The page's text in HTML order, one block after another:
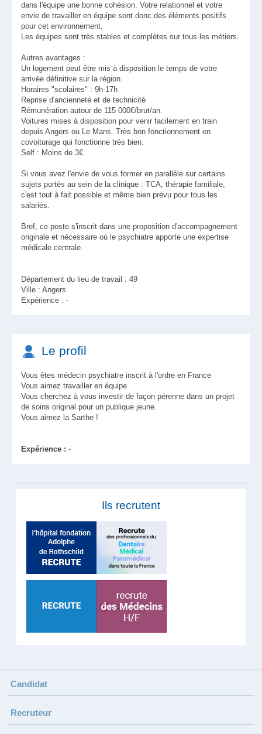
dans l'équipe une bonne cohésion. Votre relationnel et votre
envie de travailler en équipe sont donc des éléments positifs
pour cet environnement.
Les équipes sont très stables et complètes sur tous les métiers.
Autres avantages :
Un logement peut être mis à disposition le temps de votre
arrivée définitive sur la région.
Horaires "scolaires" : 9h-17h
Reprise d'ancienneté et de technicité
Rémunération autour de 115 000€/brut/an.
Voitures mises à disposition pour venir facilement en train
depuis Angers ou Le Mans. Très bon fonctionnement en
covoiturage qui fonctionne très bien.
Self : Moins de 3€.
Si vous avez l'envie de vous former en parallèle sur certains
sujets portés au sein de la clinique : TCA, thérapie familiale,
c'est tout à fait possible et même bien prévu pour tous les
salariés.
Bref, ce poste s'inscrit dans une proposition d'accompagnement
originale et nécessaire où le psychiatre apporte une expertise
médicale centrale.
Département du lieu de travail : 49
Ville : Angers
Expérience : -
Le profil
Vous êtes médecin psychiatre inscrit à l'ordre en France
Vous aimez travailler en équipe
Vous cherchez à vous investir de façon pérenne dans un projet
de soins original pour un publique jeune.
Vous aimez la Sarthe !
Expérience : -
Ils recrutent
Candidat
Recruteur